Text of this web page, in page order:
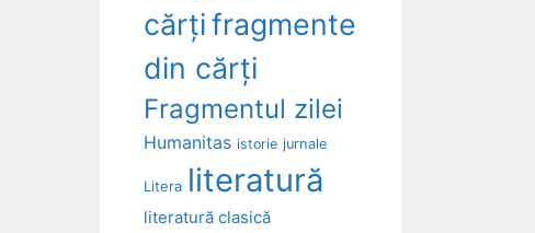
cărțifragmente
din cărți
Fragmentul zilei
Humanitas istorie jurnale
Litera literatură
literatură clasică